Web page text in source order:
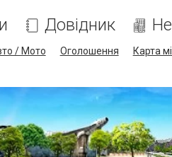
Довідник
/ Мото Оголошення Карта